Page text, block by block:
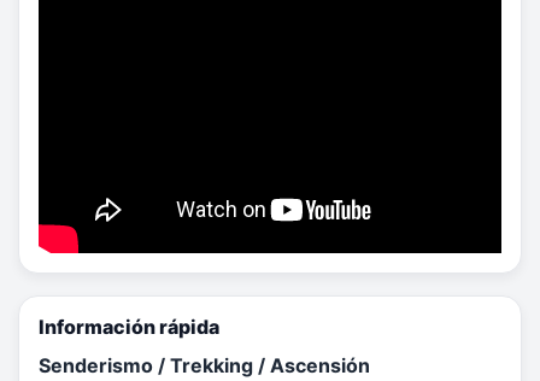
Información rápida
Senderismo / Trekking / Ascensión